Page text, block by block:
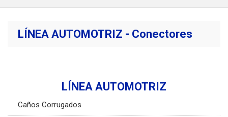
LÍNEA AUTOMOTRIZ - Conectores
LÍNEA AUTOMOTRIZ
Caños Corrugados